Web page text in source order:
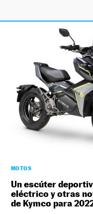
MOTOS
Un escúter
eléctrico y otras
de Kymco para